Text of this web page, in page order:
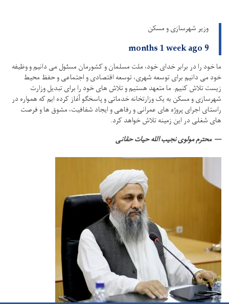
وزیر شهرسازی و مسکن
9 months 1 week ago
ما خود را در برابر خدای خود، ملت مسلمان و کشورمان مسئول می دانیم و وظیفه
خود می دانیم برای توسعه شهری، توسعه اقتصادی و اجتماعی و حفظ محیط
زیست تلاش کنیم. ما متعهد هستیم و تلاش های خود را برای تبدیل وزارت
شهرسازی و مسکن به یک وزارتخانه خدماتی و پاسخگو آغاز کرده ایم که همواره در
راستای اجرای پروژه های عمرانی و رفاهی و ایجاد شفافیت، مشوق ها و فرصت
های شغلی در این زمینه تلاش خواهد کرد.
محترم مولوی نجیب الله حیات حقانی